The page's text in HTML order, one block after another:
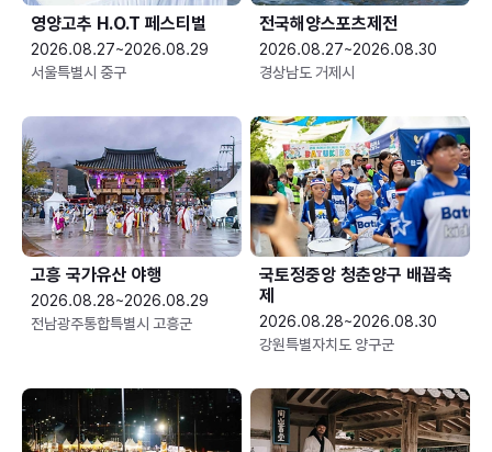
영양고추 H.O.T 페스티벌
2026.08.27~2026.08.29
서울특별시 중구
전국해양스포츠제전
2026.08.27~2026.08.30
경상남도 거제시
고흥 국가유산 야행
2026.08.28~2026.08.29
전남광주통합특별시 고흥군
국토정중앙 청춘양구 배꼽축
제
2026.08.28~2026.08.30
강원특별자치도 양구군